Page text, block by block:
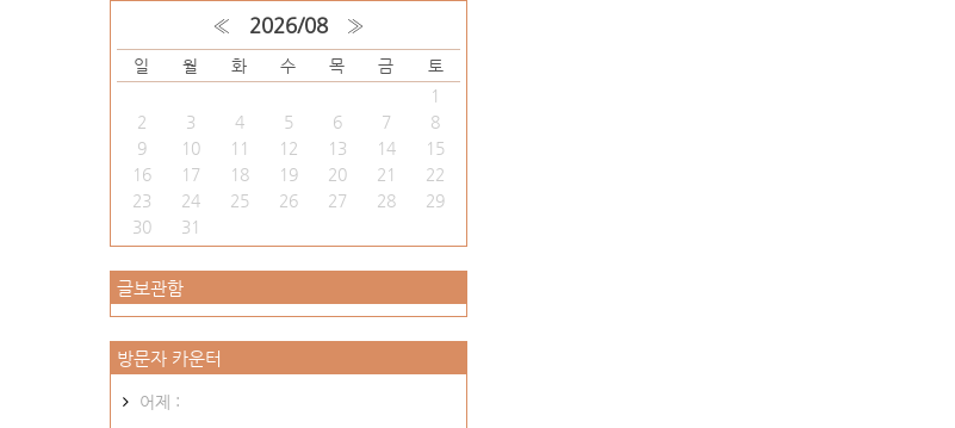
« 2026/08 »
일 월 화 수 목 금
토
1
2
3 4 5 6 7
8
9
10 11 12 13 14
15
16
17 18 19 20 21
22
23
24 25 26 27 28
29
30
31
글보관함
방문자 카운터
어제 :